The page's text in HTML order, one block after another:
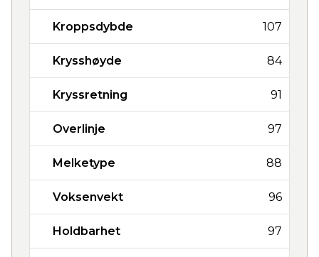
Kroppsdybde 107
Krysshøyde 84
Kryssretning 91
Overlinje 97
Melketype 88
Voksenvekt 96
Holdbarhet 97